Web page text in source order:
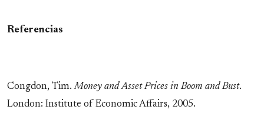
Referencias
Congdon, Tim.Money and Asset Prices in Boom and Bust.
London: Institute of Economic Affairs, 2005.